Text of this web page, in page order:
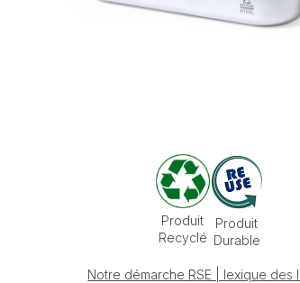
Produit
Recyclé
Produit
Durable
Notre démarche RSE | lexique des